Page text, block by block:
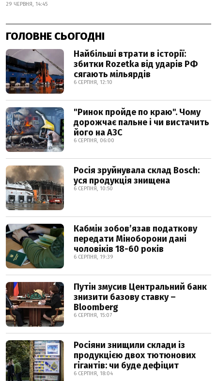
29 ЧЕРВНЯ, 14:45
ГОЛОВНЕ СЬОГОДНІ
Найбільші втрати в історії:
збитки Rozetka від ударів РФ
сягають мільярдів
6 СЕРПНЯ, 12:10
"Ринок пройде по краю". Чому
дорожчає пальне і чи вистачить
його на АЗС
6 СЕРПНЯ, 06:00
Росія зруйнувала склад Bosch:
уся продукція знищена
6 СЕРПНЯ, 10:50
Кабмін зобовʼязав податкову
передати Міноборони дані
чоловіків 18-60 років
6 СЕРПНЯ, 19:39
Путін змусив Центральний банк
знизити базову ставку –
Bloomberg
6 СЕРПНЯ, 15:07
Росіяни знищили склади із
продукцією двох тютюнових
гігантів: чи буде дефіцит
6 СЕРПНЯ, 18:04